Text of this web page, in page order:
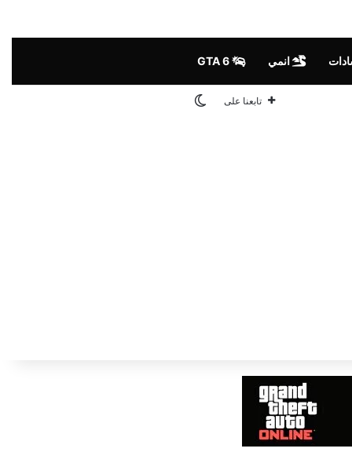
انمي
تابعنا على الوضع المظلم